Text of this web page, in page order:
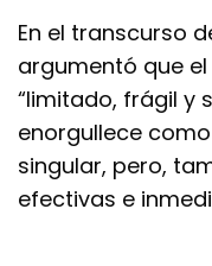
En el transcurso
argumentó que
“limitado, frágil y
enorgullece
singular, pero,
efectivas e